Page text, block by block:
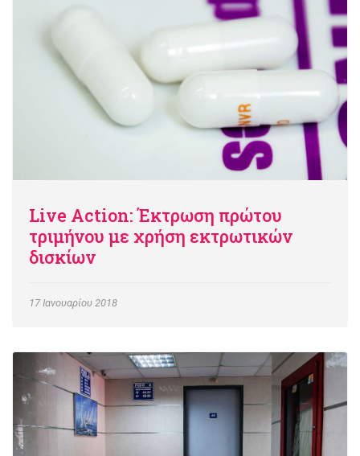
Live Action: Έκτρωση πρώτου
τριμήνου με χρήση εκτρωτικών
δισκίων
17 Ιανουαρίου 2018